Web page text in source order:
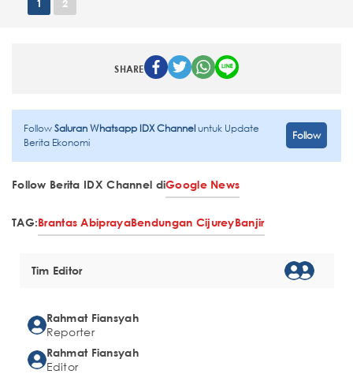
1 2
SHARE
FollowSaluran Whatsapp IDX Channeluntuk Update
Berita Ekonomi
Follow
Follow Berita IDX Channel diGoogle News
TAG:Brantas AbiprayaBendungan CijureyBanjir
Tim Editor
Rahmat Fiansyah
Reporter
Rahmat Fiansyah
Editor